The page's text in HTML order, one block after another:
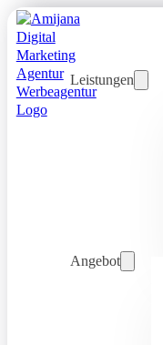
Leistungen
Angebot